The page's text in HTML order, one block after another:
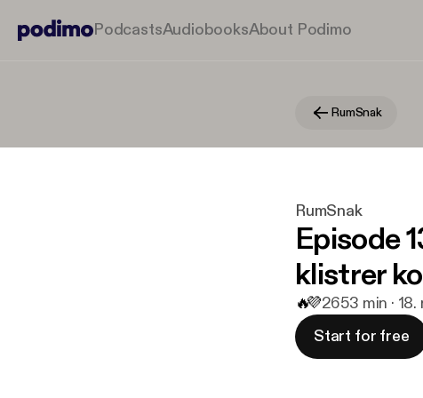
PodcastsAudiobooksAbout Podimo
RumSnak
RumSnak
Episode
klistrer
🔥💜2653 min ·
Start for free